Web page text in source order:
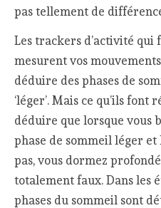
pas tellement de
Les trackers d’activité qui
mesurent vos
déduire des phases de
‘léger’. Mais ce qu’ils font
déduire que lorsque vous
phase de sommeil léger et
pas, vous dormez
totalement faux. Dans les
phases du sommeil sont